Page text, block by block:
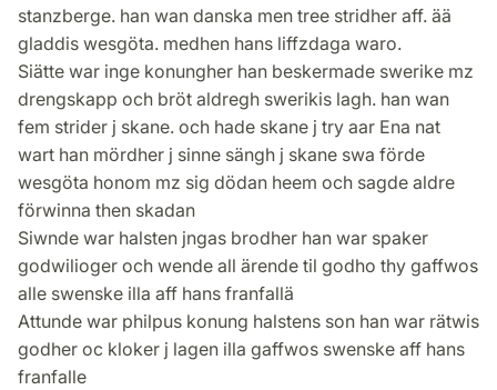
stanzberge. han wan danska men tree stridher aff. ää
gladdis wesgöta. medhen hans liffzdaga waro.
Siätte war inge konungher han beskermade swerike mz
drengskapp och bröt aldregh swerikis lagh. han wan
fem strider j skane. och hade skane j try aar Ena nat
wart han mördher j sinne sängh j skane swa förde
wesgöta honom mz sig dödan heem och sagde aldre
förwinna then skadan
Siwnde war halsten jngas brodher han war spaker
godwilioger och wende all ärende til godho thy gaffwos
alle swenske illa aff hans franfallä
Attunde war philpus konung halstens son han war rätwis
godher oc kloker j lagen illa gaffwos swenske aff hans
franfalle